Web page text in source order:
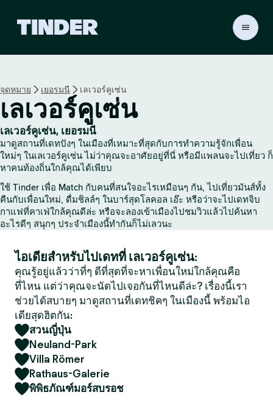
ก
T
i
d
e
r
จุดหมาย เยอรมนี เลเวอร์คูเซ่น
เลเวอร์คูเซ่น
เลเวอร์คูเซ่น, เยอรมนี
มาดูสถานที่เดทปังๆ ในเมืองที่เหมาะที่สุดกับการทำความรู้จักเพื่อน
ใหม่ๆ ในเลเวอร์คูเซ่น ไม่ว่าคุณจะอาศัยอยู่ที่นี่ หรือมีแพลนจะไปเที่ยว ก็
หาคนท้องถิ่นใกล้คุณได้เพียบ
ใช้ Tinder เพื่อ Match กับคนที่สนใจอะไรเหมือนๆ กัน, ไปเที่ยวมันส์ทั้ง
คืนกับเพื่อนใหม่, ดื่มชิลล์ๆ ในบาร์สุดโลคอล เอ๊ะ หรือว่าจะไปเดทจิบ
กาแฟที่คาเฟ่ใกล้คุณดีล่ะ หรือจะลองเข้าเมืองไปชมวิวแล้วไปค้นหา
อะไรดีๆ สนุกๆ ประจำเมืองนี้ทำกันก็ไม่เลวนะ
ไอเดียสำหรับไปเดทที่ เลเวอร์คูเซ่น:
คุณรู้อยู่แล้วว่าที่ๆ ดีที่สุดที่จะหาเพื่อนใหม่ใกล้คุณคือ
ที่ไหน แต่ว่าคุณจะนัดไปเจอกันที่ไหนดีล่ะ? เรื่องนี้เรา
ช่วยได้สบายๆ มาดูสถานที่เดทชิคๆ ในเมืองนี้ พร้อมไอ
เดียสุดฮิตกัน:
สวนญี่ปุ่น
Neuland-Park
Villa Römer
Rathaus-Galerie
พิพิธภัณฑ์มอร์สบรอช